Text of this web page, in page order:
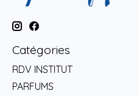
Catégories
RDV INSTITUT
PARFUMS